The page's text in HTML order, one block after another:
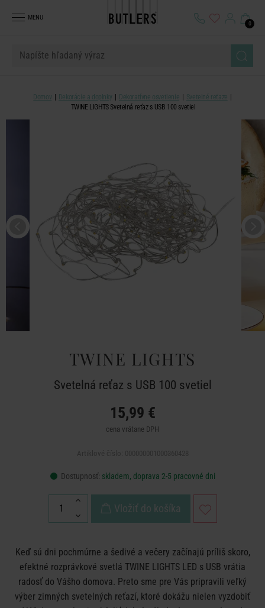
MENU
0
Domov Dekorácie a doplnky Dekoratívne osvetlenie
Svetelné reťaze
TWINE LIGHTS Svetelná reťaz s USB 100 svetiel
TWINE LIGHTS
Svetelná reťaz s USB 100 svetiel
15,99 €
cena vrátane DPH
Dostupnosť: skladem, doprava 2-5 pracovné dni
Vložiť do košíka
Keď sú dni pochmúrne a šedivé a večery začínajú príliš skoro,
efektné rozprávkové svetlá TWINE LIGHTS LED s USB vrátia
radosť do Vášho domova. Preto sme pre Vás pripravili veľký
výber zimných svetelných reťazí, ktoré dokážu nielen vyzdobiť